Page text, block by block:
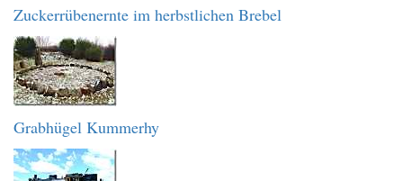
Zuckerrübenernte im herbstlichen Brebel
Grabhügel Kummerhy